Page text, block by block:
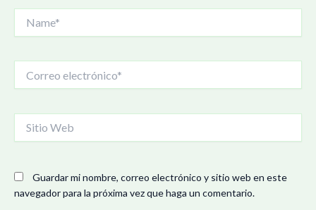
electrónico*
Web
Guardar mi nombre, correo electrónico y sitio web en este
navegador para la próxima vez que haga un comentario.